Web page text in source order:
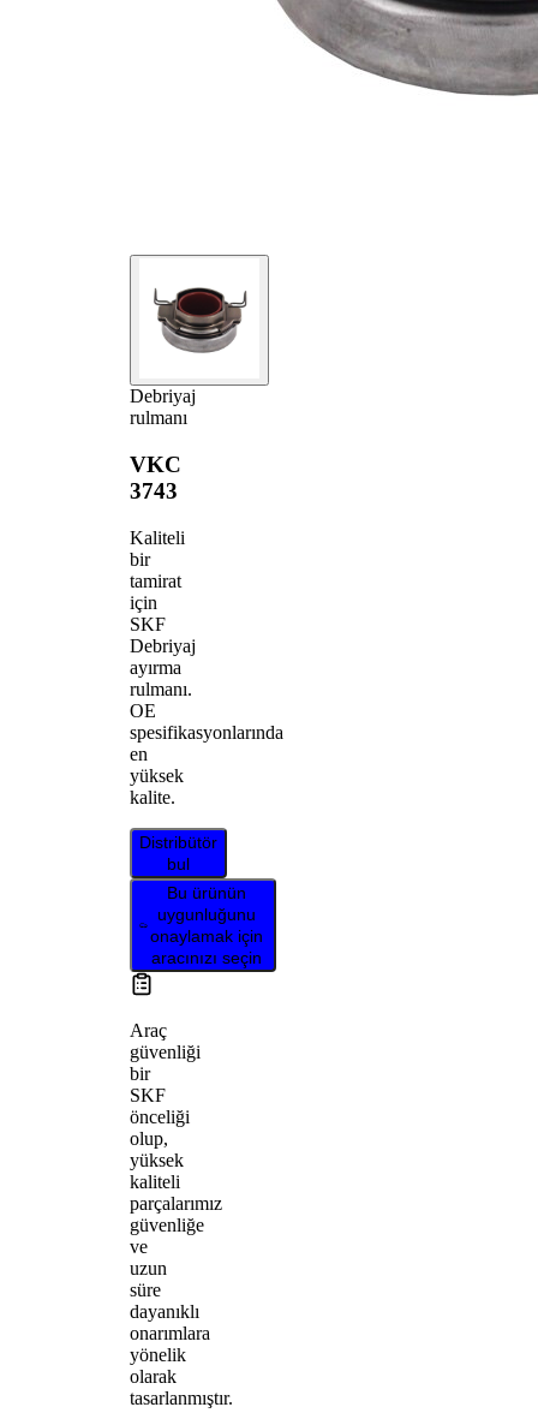
Debriyaj
rulmanı
VKC
3743
Kaliteli
bir
tamirat
için
SKF
Debriyaj
ayırma
rulmanı.
OE
spesifikasyonlarında
en
yüksek
kalite.
Distribütör
bul
Bu ürünün
uygunluğunu
onaylamak için
aracınızı seçin
Araç
güvenliği
bir
SKF
önceliği
olup,
yüksek
kaliteli
parçalarımız
güvenliğe
ve
uzun
süre
dayanıklı
onarımlara
yönelik
olarak
tasarlanmıştır.